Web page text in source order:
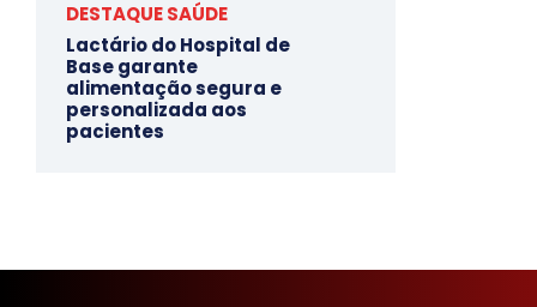
DESTAQUE SAÚDE
Lactário do Hospital de
Base garante
alimentação segura e
personalizada aos
pacientes